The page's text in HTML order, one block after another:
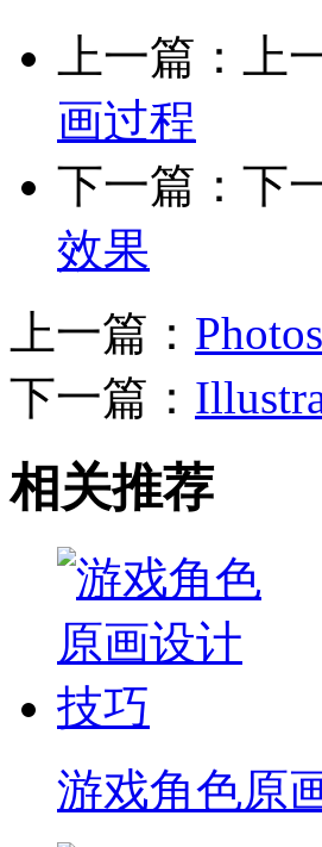
上一篇：上
画过程
下一篇：下
效果
上一篇：
下一篇：
相关推荐
游戏角色原